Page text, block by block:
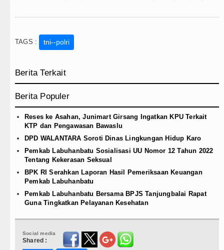
TAGS : tni--polri
Berita Terkait
Berita Populer
Reses ke Asahan, Junimart Girsang Ingatkan KPU Terkait
KTP dan Pengawasan Bawaslu
DPD WALANTARA Soroti Dinas Lingkungan Hidup Karo
Pemkab Labuhanbatu Sosialisasi UU Nomor 12 Tahun 2022
Tentang Kekerasan Seksual
BPK RI Serahkan Laporan Hasil Pemeriksaan Keuangan
Pemkab Labuhanbatu
Pemkab Labuhanbatu Bersama BPJS Tanjungbalai Rapat
Guna Tingkatkan Pelayanan Kesehatan
Social media
Shared :